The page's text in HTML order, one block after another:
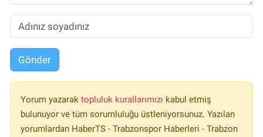
Gönder
Yorum yazarak topluluk kurallarımızı kabul etmiş
bulunuyor ve tüm sorumluluğu üstleniyorsunuz. Yazılan
yorumlardan HaberTS - Trabzonspor Haberleri - Trabzon